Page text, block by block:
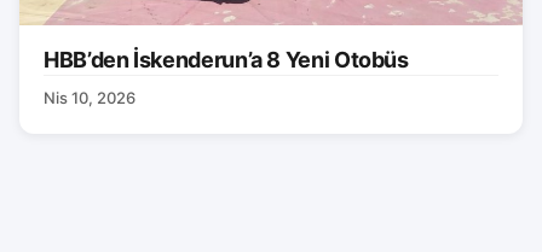
HBB’den İskenderun’a 8 Yeni Otobüs
Nis 10, 2026